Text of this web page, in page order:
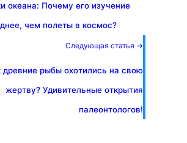
океана: Почему его изучение
чем полеты в космос?
Следующая статья →
древние рыбы охотились на свою
жертву? Удивительные открытия
палеонтологов!